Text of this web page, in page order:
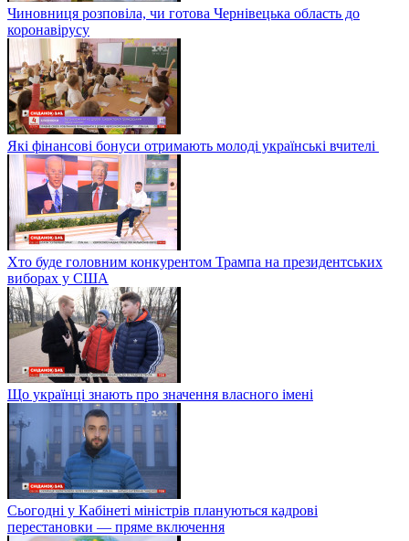
Чиновниця розповіла, чи готова Чернівецька область до
коронавірусу
Які фінансові бонуси отримають молоді українські вчителі
Хто буде головним конкурентом Трампа на президентських
виборах у США
Що українці знають про значення власного імені
Сьогодні у Кабінеті міністрів плануються кадрові
перестановки — пряме включення